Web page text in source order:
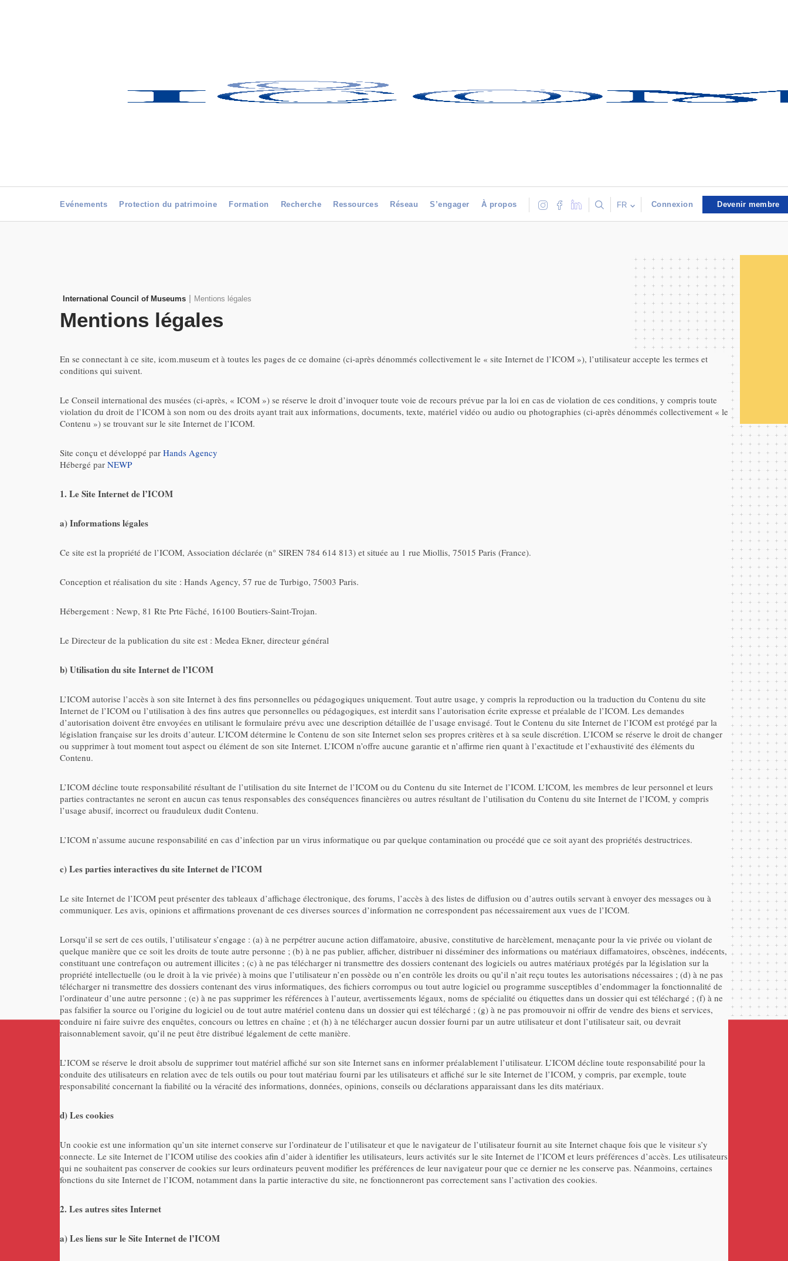
Evénements Protection du patrimoine Formation Recherche Ressources Réseau S’engager À propos FR Connexion Devenir membre
International Council of Museums | Mentions légales
Mentions légales
En se connectant à ce site, icom.museum et à toutes les pages de ce domaine (ci-après dénommés collectivement le « site Internet de l’ICOM »), l’utilisateur accepte les termes et
conditions qui suivent.
Le Conseil international des musées (ci-après, « ICOM ») se réserve le droit d’invoquer toute voie de recours prévue par la loi en cas de violation de ces conditions, y compris toute
violation du droit de l’ICOM à son nom ou des droits ayant trait aux informations, documents, texte, matériel vidéo ou audio ou photographies (ci-après dénommés collectivement « le
Contenu ») se trouvant sur le site Internet de l’ICOM.
Site conçu et développé par Hands Agency
Hébergé par NEWP
1. Le Site Internet de l’ICOM
a) Informations légales
Ce site est la propriété de l’ICOM, Association déclarée (n° SIREN 784 614 813) et située au 1 rue Miollis, 75015 Paris (France).
Conception et réalisation du site : Hands Agency, 57 rue de Turbigo, 75003 Paris.
Hébergement : Newp, 81 Rte Prte Fâché, 16100 Boutiers-Saint-Trojan.
Le Directeur de la publication du site est : Medea Ekner, directeur général
b) Utilisation du site Internet de l’ICOM
L’ICOM autorise l’accès à son site Internet à des fins personnelles ou pédagogiques uniquement. Tout autre usage, y compris la reproduction ou la traduction du Contenu du site
Internet de l’ICOM ou l’utilisation à des fins autres que personnelles ou pédagogiques, est interdit sans l’autorisation écrite expresse et préalable de l’ICOM. Les demandes
d’autorisation doivent être envoyées en utilisant le formulaire prévu avec une description détaillée de l’usage envisagé. Tout le Contenu du site Internet de l’ICOM est protégé par la
législation française sur les droits d’auteur. L’ICOM détermine le Contenu de son site Internet selon ses propres critères et à sa seule discrétion. L’ICOM se réserve le droit de changer
ou supprimer à tout moment tout aspect ou élément de son site Internet. L’ICOM n’offre aucune garantie et n’affirme rien quant à l’exactitude et l’exhaustivité des éléments du
Contenu.
L’ICOM décline toute responsabilité résultant de l’utilisation du site Internet de l’ICOM ou du Contenu du site Internet de l’ICOM. L’ICOM, les membres de leur personnel et leurs
parties contractantes ne seront en aucun cas tenus responsables des conséquences financières ou autres résultant de l’utilisation du Contenu du site Internet de l’ICOM, y compris
l’usage abusif, incorrect ou frauduleux dudit Contenu.
L’ICOM n’assume aucune responsabilité en cas d’infection par un virus informatique ou par quelque contamination ou procédé que ce soit ayant des propriétés destructrices.
c) Les parties interactives du site Internet de l’ICOM
Le site Internet de l’ICOM peut présenter des tableaux d’affichage électronique, des forums, l’accès à des listes de diffusion ou d’autres outils servant à envoyer des messages ou à
communiquer. Les avis, opinions et affirmations provenant de ces diverses sources d’information ne correspondent pas nécessairement aux vues de l’ICOM.
Lorsqu’il se sert de ces outils, l’utilisateur s’engage : (a) à ne perpétrer aucune action diffamatoire, abusive, constitutive de harcèlement, menaçante pour la vie privée ou violant de
quelque manière que ce soit les droits de toute autre personne ; (b) à ne pas publier, afficher, distribuer ni disséminer des informations ou matériaux diffamatoires, obscènes, indécents,
constituant une contrefaçon ou autrement illicites ; (c) à ne pas télécharger ni transmettre des dossiers contenant des logiciels ou autres matériaux protégés par la législation sur la
propriété intellectuelle (ou le droit à la vie privée) à moins que l’utilisateur n’en possède ou n’en contrôle les droits ou qu’il n’ait reçu toutes les autorisations nécessaires ; (d) à ne pas
télécharger ni transmettre des dossiers contenant des virus informatiques, des fichiers corrompus ou tout autre logiciel ou programme susceptibles d’endommager la fonctionnalité de
l’ordinateur d’une autre personne ; (e) à ne pas supprimer les références à l’auteur, avertissements légaux, noms de spécialité ou étiquettes dans un dossier qui est téléchargé ; (f) à ne
pas falsifier la source ou l’origine du logiciel ou de tout autre matériel contenu dans un dossier qui est téléchargé ; (g) à ne pas promouvoir ni offrir de vendre des biens et services,
conduire ni faire suivre des enquêtes, concours ou lettres en chaîne ; et (h) à ne télécharger aucun dossier fourni par un autre utilisateur et dont l’utilisateur sait, ou devrait
raisonnablement savoir, qu’il ne peut être distribué légalement de cette manière.
L’ICOM se réserve le droit absolu de supprimer tout matériel affiché sur son site Internet sans en informer préalablement l’utilisateur. L’ICOM décline toute responsabilité pour la
conduite des utilisateurs en relation avec de tels outils ou pour tout matériau fourni par les utilisateurs et affiché sur le site Internet de l’ICOM, y compris, par exemple, toute
responsabilité concernant la fiabilité ou la véracité des informations, données, opinions, conseils ou déclarations apparaissant dans les dits matériaux.
d) Les cookies
Un cookie est une information qu’un site internet conserve sur l’ordinateur de l’utilisateur et que le navigateur de l’utilisateur fournit au site Internet chaque fois que le visiteur s’y
connecte. Le site Internet de l’ICOM utilise des cookies afin d’aider à identifier les utilisateurs, leurs activités sur le site Internet de l’ICOM et leurs préférences d’accès. Les utilisateurs
qui ne souhaitent pas conserver de cookies sur leurs ordinateurs peuvent modifier les préférences de leur navigateur pour que ce dernier ne les conserve pas. Néanmoins, certaines
fonctions du site Internet de l’ICOM, notamment dans la partie interactive du site, ne fonctionneront pas correctement sans l’activation des cookies.
2. Les autres sites Internet
a) Les liens sur le Site Internet de l’ICOM